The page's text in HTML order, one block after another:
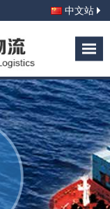
中文站